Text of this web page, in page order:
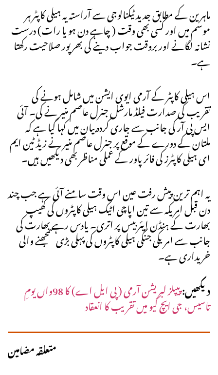
ماہرین کے مطابق جدید ٹیکنالوجی سے آراستہ یہ ہیلی کاپٹر ہر
موسم میں اور کسی بھی وقت ( چاہے دن ہو یا رات) درست
نشانہ لگانے اور بروقت جواب دینے کی بھرپور صلاحیت رکھتا
ہے۔
اس ہیلی کاپٹر کے آرمی ایوی ایشن میں شامل ہونے کی
تقریب کی صدارت فیلڈ مارشل جنرل عاصم منیر نے کی۔ آئی
ایس پی آر کی جانب سے جاری کردہ بیان میں کہا گیا ہے کہ
ملتان کے دورے کے موقع پر جنرل عاصم منیر نے زیڈ ٹین ایم
ای ہیلی کاپٹرز کی فائر پاور کے عملی مناظر بھی دیکھیں ہیں۔
یہ اہم ترین پیش رفت عین اس وقت سامنے آئی ہے جب چند
دن قبل امریکہ سے تین اپاچی اٹیک ہیلی کاپٹروں کی کھیپ
بھارت کے ہنڈن ایئربیس پر اتری۔ یادس رہے بھارت کی
جانب سے امریکی جنگی ہیلی کاپٹروں کی پہلی بڑی سمجھنے والی
خریداری ہے۔
دیکھیں:
پیپلز لبریشن آرمی ( پی ایل اے) کا 98واں یومِ
تاسیس، جی ایچ کیو میں تقریب کا انعقاد
متعلقہ مضامین